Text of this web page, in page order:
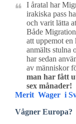
I åratal har
irakiska pass
och varit lätta
Både
att uppemot en
anmälts stulna
har sedan
av människor
man har fått
sex månader!
Merit Wager i
Vågner Europa?